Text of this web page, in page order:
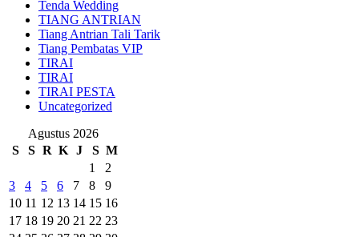
Tenda Wedding
TIANG ANTRIAN
Tiang Antrian Tali Tarik
Tiang Pembatas VIP
TIRAI
TIRAI
TIRAI PESTA
Uncategorized
Agustus 2026
S
S R K J S M
1
2
3
4 5 6 7 8
9
10 11 12 13 14 15 16
17 18 19 20 21 22 23